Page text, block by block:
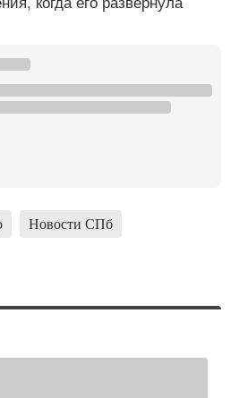
Новости СПб